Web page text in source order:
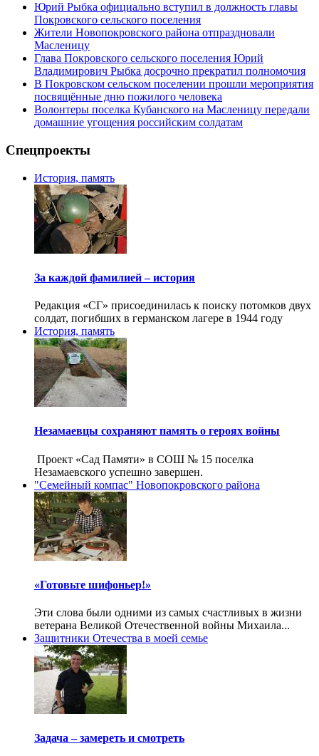
Юрий Рыбка официально вступил в должность главы
Покровского сельского поселения
Жители Новопокровского района отпраздновали
Масленицу
Глава Покровского сельского поселения Юрий
Владимирович Рыбка досрочно прекратил полномочия
В Покровском сельском поселении прошли мероприятия
посвящённые дню пожилого человека
Волонтеры поселка Кубанского на Масленицу передали
домашние угощения российским солдатам
Спецпроекты
История, память
За каждой фамилией – история
Редакция «СГ» присоединилась к поиску потомков двух
солдат, погибших в германском лагере в 1944 году
История, память
Незамаевцы сохраняют память о героях войны
Проект «Сад Памяти» в СОШ № 15 поселка
Незамаевского успешно завершен.
"Семейный компас" Новопокровского района
«Готовьте шифоньер!»
Эти слова были одними из самых счастливых в жизни
ветерана Великой Отечественной войны Михаила...
Защитники Отечества в моей семье
Задача – замереть и смотреть